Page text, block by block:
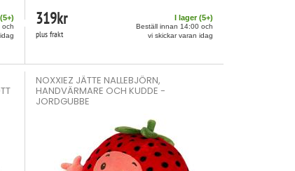
5+)
och
319kr
plus frakt
I lager (5+)
Beställ innan 14:00 och
vi skickar varan idag
NOXXIEZ JÄTTE NALLEBJÖRN,
HANDVÄRMARE OCH KUDDE -
JORDGUBBE